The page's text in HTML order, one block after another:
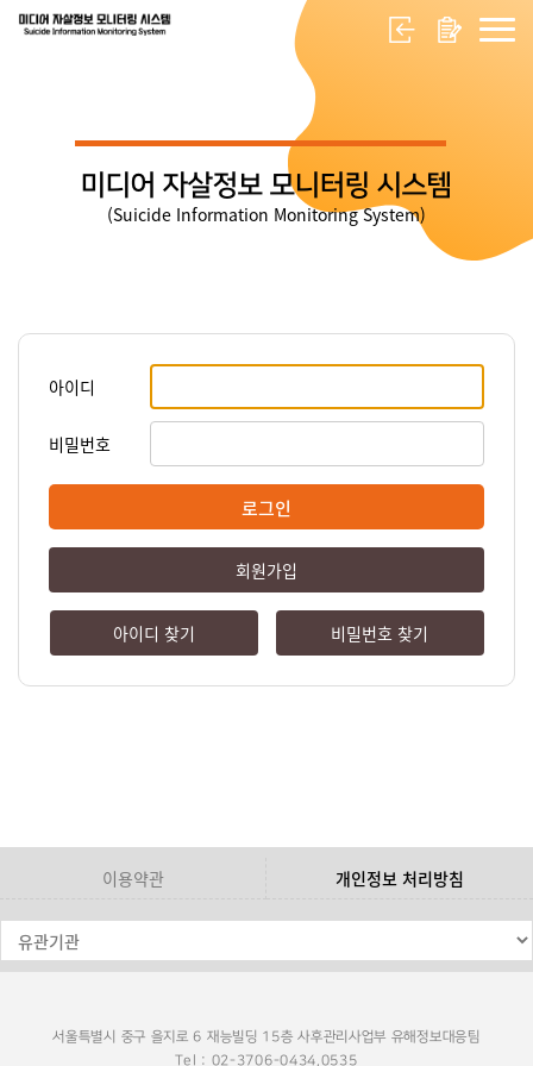
미디어 자살정보 모니터링 시스템
(Suicide Information Monitoring System)
아이디
비밀번호
로그인
회원가입
아이디 찾기 비밀번호 찾기
이용약관 개인정보 처리방침
서울특별시 중구 을지로 6 재능빌딩 15층 사후관리사업부 유해정보대응팀
Tel : 02-3706-0434,0535